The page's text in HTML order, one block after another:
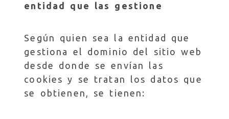
entidad que las gestione
Según quien sea la entidad que
gestiona el dominio del sitio web
desde donde se envían las
cookies y se tratan los datos que
se obtienen, se tienen: